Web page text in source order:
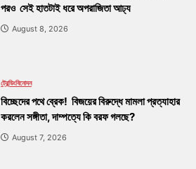
পরও সেই হাতটাই ধরে অপরাজিতা আঢ্য
August 8, 2026
ট্রেন্ডিংবিনোদন
বিচ্ছেদের পথে ব্রেক! বিজয়ের বিরুদ্ধে মামলা প্রত্যাহার
করলেন সঙ্গীতা, দাম্পত্যে কি বরফ গলছে?
August 7, 2026